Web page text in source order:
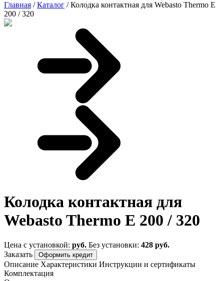
Главная / Каталог / Колодка контактная для Webasto Thermo Е
200 / 320
Колодка контактная для
Webasto Thermo Е 200 / 320
Цена с установкой: руб. Без установки: 428 руб.
Заказать
Оформить кредит
Описание Характеристики Инструкции и сертификаты
Комплектация